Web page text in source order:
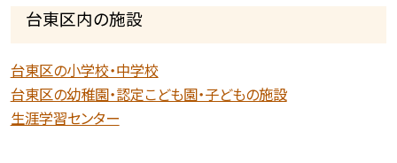
台東区内の施設
台東区の小学校・中学校
台東区の幼稚園・認定こども園・子どもの施設
生涯学習センター